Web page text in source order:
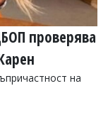
проверява
на